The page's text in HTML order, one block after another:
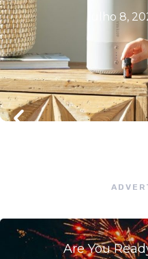
julho 8,
Are You